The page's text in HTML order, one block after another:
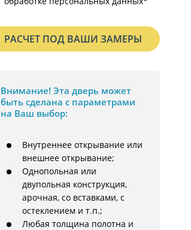
РАСЧЕТ ПОД ВАШИ ЗАМЕРЫ
Внимание! Эта дверь может
быть сделана с параметрами
на Ваш выбор:
Внутреннее открывание или
внешнее открывание;
Однопольная или
двупольная конструкция,
арочная, со вставками, с
остеклением и т.п.;
Любая толщина полотна и